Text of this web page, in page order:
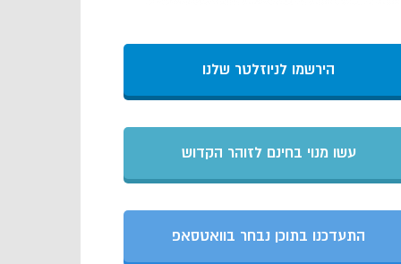
הירשמו לניוזלטר שלנו
עשו מנוי בחינם לזוהר הקדוש
התעדכנו בתוכן נבחר בוואטסאפ